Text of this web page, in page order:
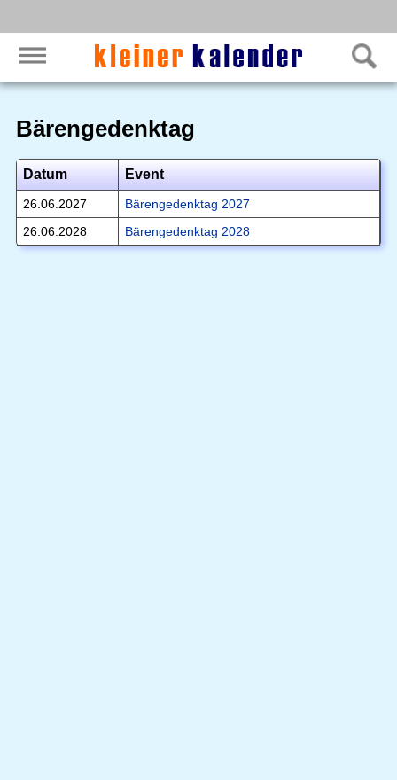
Bärengedenktag
Datum Event
26.06.2027
Bärengedenktag 2027
26.06.2028
Bärengedenktag 2028